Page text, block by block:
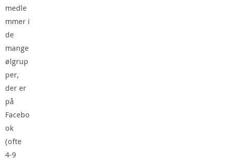
medle
mmer i
de
mange
ølgrup
per,
der er
på
Facebo
ok
(ofte
4-9